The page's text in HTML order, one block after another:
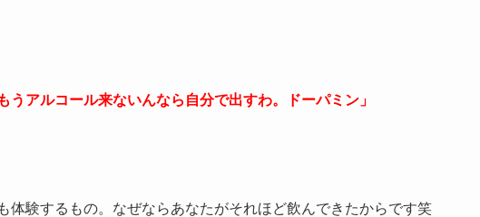
うアルコール来ないんなら自分で出すわ。ドーパミン」
体験するもの。なぜならあなたがそれほど飲んできたからです笑